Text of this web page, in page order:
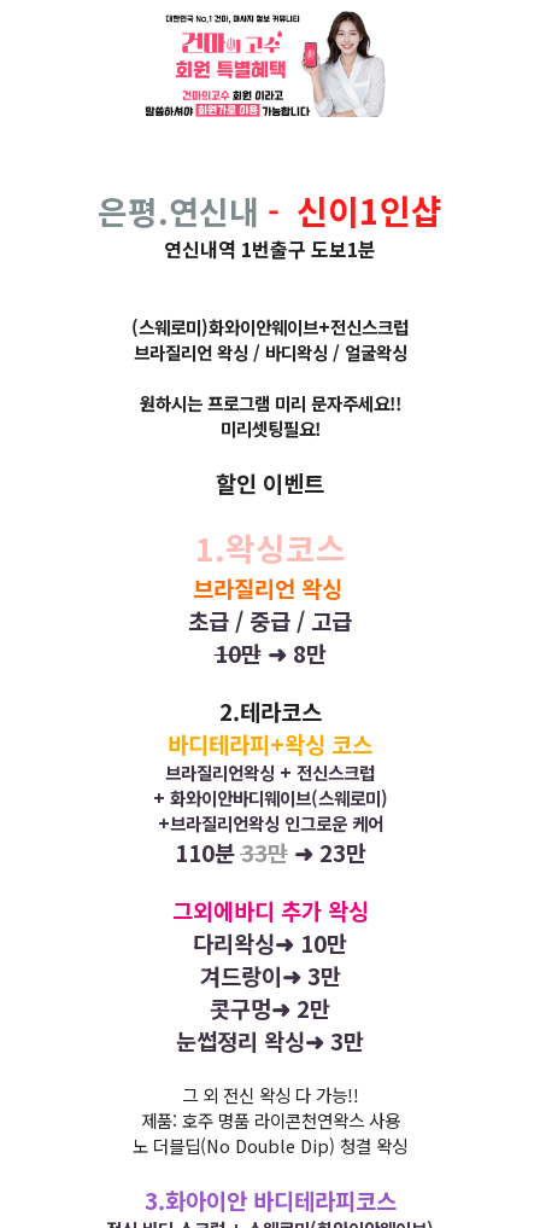
은평.연신내 - 신이1인샵
연신내역 1번출구 도보1분
(스웨로미)화와이안웨이브+전신스크럽
브라질리언 왁싱 / 바디왁싱 / 얼굴왁싱
원하시는 프로그램 미리 문자주세요!!
미리셋팅필요!
할인 이벤트
1.왁싱코스
브라질리언 왁싱
초급 / 중급 / 고급
10만 ➜ 8만
2.테라코스
바디테라피+왁싱 코스
브라질리언왁싱 + 전신스크럽
+ 화와이안바디웨이브(스웨로미)
+브라질리언왁싱 인그로운 케어
110분33만 ➜ 23만
그외에바디 추가 왁싱
다리왁싱➜ 10만
겨드랑이➜ 3만
콧구멍➜ 2만
눈썹정리 왁싱➜ 3만
그 외 전신 왁싱 다 가능!!
제품: 호주 명품 라이콘천연왁스 사용
노 더블딥(No Double Dip) 청결 왁싱
3.화아이안 바디테라피코스